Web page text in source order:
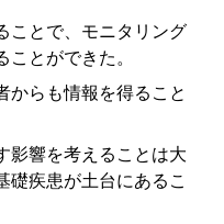
ことで、モニタリング
ことができた。
からも情報を得ること
影響を考えることは大
礎疾患が土台にあるこ